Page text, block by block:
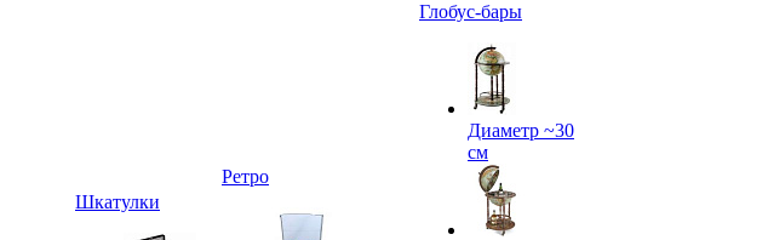
Шкатулки
Ретро
Глобус-бары
Диаметр ~30
см